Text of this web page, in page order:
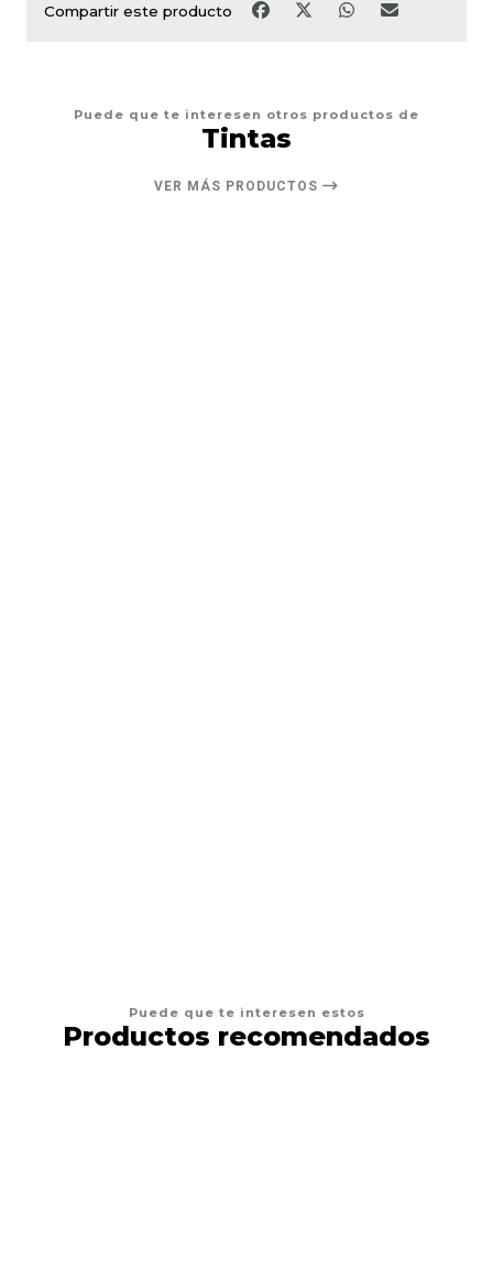
Compartir este producto
Puede que te interesen otros productos de
Tintas
VER MÁS PRODUCTOS
Puede que te interesen estos
Productos recomendados